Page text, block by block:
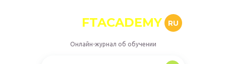
FTACADEMY RU
Онлайн-журнал об обучении